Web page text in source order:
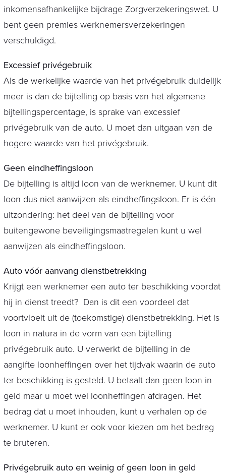
inkomensafhankelijke bijdrage Zorgverzekeringswet. U
bent geen premies werknemersverzekeringen
verschuldigd.
Excessief privégebruik
Als de werkelijke waarde van het privégebruik duidelijk
meer is dan de bijtelling op basis van het algemene
bijtellingspercentage, is sprake van excessief
privégebruik van de auto. U moet dan uitgaan van de
hogere waarde van het privégebruik.
Geen eindheffingsloon
De bijtelling is altijd loon van de werknemer. U kunt dit
loon dus niet aanwijzen als eindheffingsloon. Er is één
uitzondering: het deel van de bijtelling voor
buitengewone beveiligingsmaatregelen kunt u wel
aanwijzen als eindheffingsloon.
Auto vóór aanvang dienstbetrekking
Krijgt een werknemer een auto ter beschikking voordat
hij in dienst treedt? Dan is dit een voordeel dat
voortvloeit uit de (toekomstige) dienstbetrekking. Het is
loon in natura in de vorm van een bijtelling
privégebruik auto. U verwerkt de bijtelling in de
aangifte loonheffingen over het tijdvak waarin de auto
ter beschikking is gesteld. U betaalt dan geen loon in
geld maar u moet wel loonheffingen afdragen. Het
bedrag dat u moet inhouden, kunt u verhalen op de
werknemer. U kunt er ook voor kiezen om het bedrag
te bruteren.
Privégebruik auto en weinig of geen loon in geld